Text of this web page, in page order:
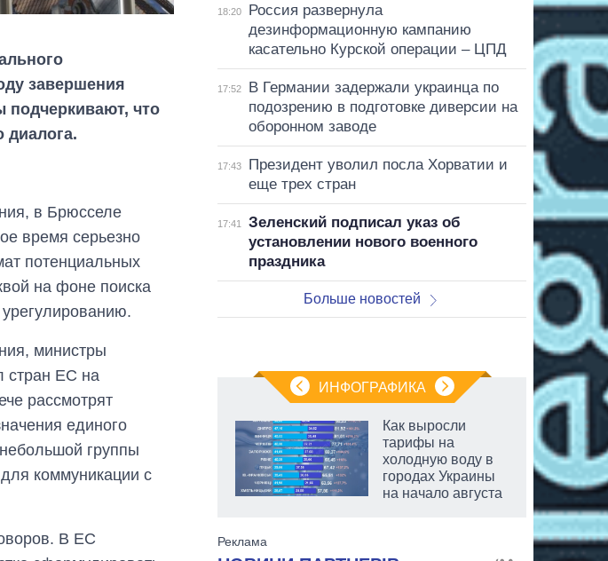
завершения
что
диалога.
в Брюсселе
время серьезно
потенциальных
на фоне поиска
министры
стран ЕС на
рассмотрят
единого
группы
коммуникации с
В ЕС
18:20
Россия развернула
дезинформационную кампанию
касательно Курской операции – ЦПД
17:52
В Германии задержали украинца по
подозрению в подготовке диверсии на
оборонном заводе
17:43
Президент уволил посла Хорватии и
еще трех стран
17:41
Зеленский подписал указ об
установлении нового военного
праздника
Больше новостей
ИНФОГРАФИКА
Как изменился
бюджет
Министерства
обороны за 13 лет
Как выросли
тарифы на
холодную воду в
городах Украины
на начало августа